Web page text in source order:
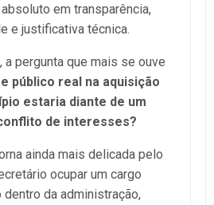
em transparência,
e justificativa técnica.
pergunta que mais se ouve
público real na aquisição
estaria diante de um
de interesses?
ainda mais delicada pelo
ocupar um cargo
da administração,